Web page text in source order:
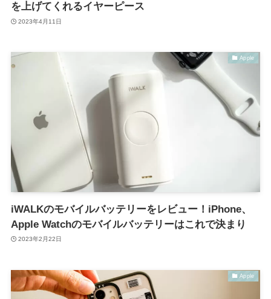
を上げてくれるイヤーピース
2023年4月11日
Apple
iWALKのモバイルバッテリーをレビュー！iPhone、
Apple Watchのモバイルバッテリーはこれで決まり
2023年2月22日
Apple